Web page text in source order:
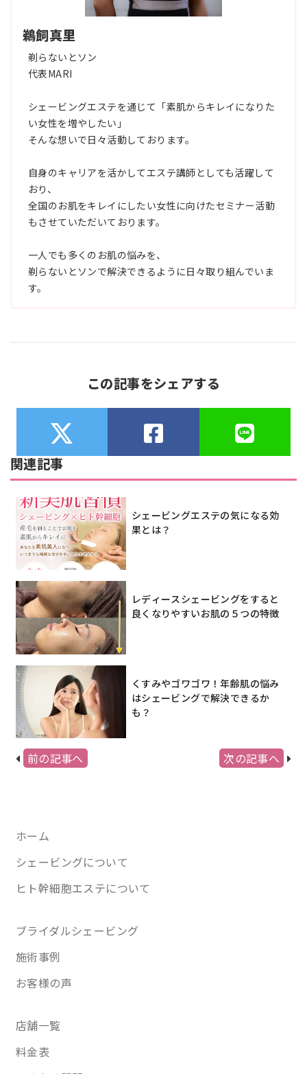
鵜飼真里
剃らないとソン
代表MARI
シェービングエステを通じて「素肌からキレイになりた
い女性を増やしたい」
そんな想いで日々活動しております。
自身のキャリアを活かしてエステ講師としても活躍して
おり、
全国のお肌をキレイにしたい女性に向けたセミナー活動
もさせていただいております。
一人でも多くのお肌の悩みを、
剃らないとソンで解決できるように日々取り組んでいま
す。
この記事をシェアする
関連記事
シェービングエステの気になる効
果とは？
レディースシェービングをすると
良くなりやすいお肌の５つの特徴
くすみやゴワゴワ！年齢肌の悩み
はシェービングで解決できるか
も？
前の記事へ 次の記事へ
ホーム
シェービングについて
ヒト幹細胞エステについて
ブライダルシェービング
施術事例
お客様の声
店舗一覧
料金表